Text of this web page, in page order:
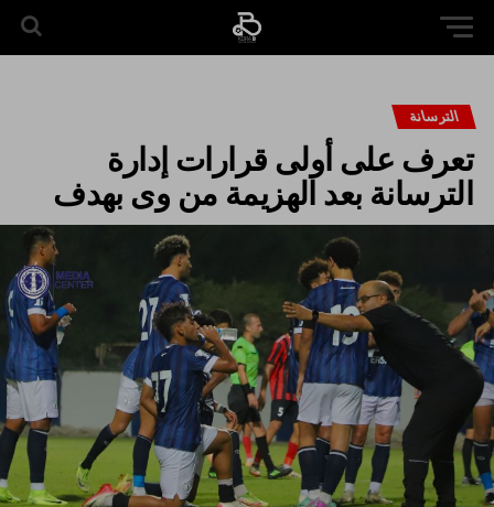
الترسانة
تعرف على أولى قرارات إدارة
الترسانة بعد الهزيمة من وى بهدف